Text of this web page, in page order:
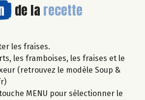
de la recette
les fraises.
les framboises, les fraises et le
(retrouvez le modèle Soup &
MENU pour sélectionner le